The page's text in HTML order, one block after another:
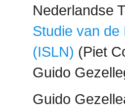
Nederlandse
Studie van de
(ISLN) (Piet
Guido
Guido